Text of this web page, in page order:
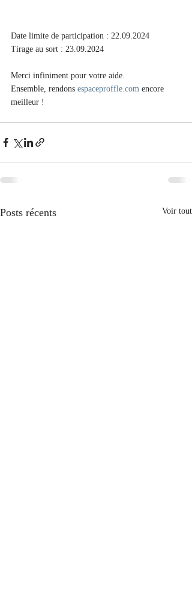
Date limite de participation : 22.09.2024
Tirage au sort : 23.09.2024
Merci infiniment pour votre aide.
Ensemble, rendons espaceproffle.com encore
meilleur !
Posts récents Voir tout